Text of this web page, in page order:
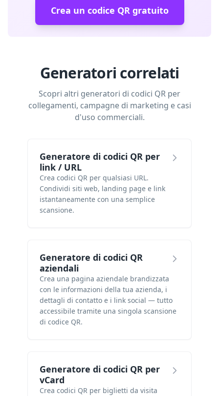
Crea un codice QR gratuito
Generatori correlati
Scopri altri generatori di codici QR per
collegamenti, campagne di marketing e casi
d'uso commerciali.
Generatore di codici QR per
link / URL
Crea codici QR per qualsiasi URL.
Condividi siti web, landing page e link
istantaneamente con una semplice
scansione.
Generatore di codici QR
aziendali
Crea una pagina aziendale brandizzata
con le informazioni della tua azienda, i
dettagli di contatto e i link social — tutto
accessibile tramite una singola scansione
di codice QR.
Generatore di codici QR per
vCard
Crea codici QR per biglietti da visita